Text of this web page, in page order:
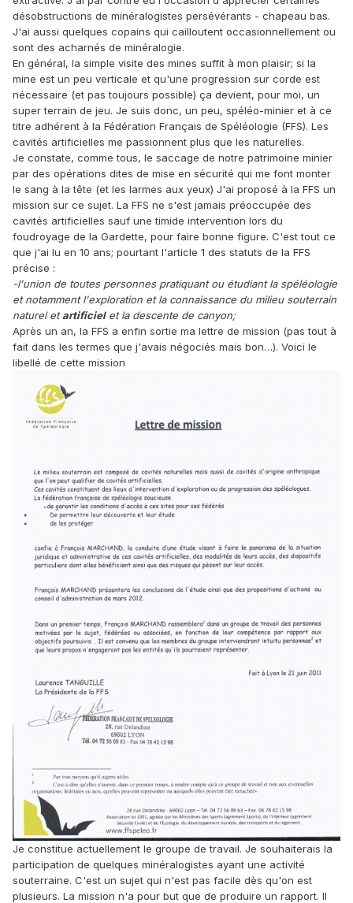
désobstructions de minéralogistes persévérants - chapeau bas.
J'ai aussi quelques copains qui cailloutent occasionnellement ou
sont des acharnés de minéralogie.
En général, la simple visite des mines suffit à mon plaisir; si la
mine est un peu verticale et qu'une progression sur corde est
nécessaire (et pas toujours possible) ça devient, pour moi, un
super terrain de jeu. Je suis donc, un peu, spéléo-minier et à ce
titre adhérent à la Fédération Français de Spéléologie (FFS). Les
cavités artificielles me passionnent plus que les naturelles.
Je constate, comme tous, le saccage de notre patrimoine minier
par des opérations dites de mise en sécurité qui me font monter
le sang à la tête (et les larmes aux yeux) J'ai proposé à la FFS un
mission sur ce sujet. La FFS ne s'est jamais préoccupée des
cavités artificielles sauf une timide intervention lors du
foudroyage de la Gardette, pour faire bonne figure. C'est tout ce
que j'ai lu en 10 ans; pourtant l'article 1 des statuts de la FFS
précise :
-l'union de toutes personnes pratiquant ou étudiant la spéléologie
et notamment l'exploration et la connaissance du milieu souterrain
naturel etartificielet la descente de canyon;
Après un an, la FFS a enfin sortie ma lettre de mission (pas tout à
fait dans les termes que j'avais négociés mais bon…). Voici le
libellé de cette mission
Je constitue actuellement le groupe de travail. Je souhaiterais la
participation de quelques minéralogistes ayant une activité
souterraine. C'est un sujet qui n'est pas facile dès qu'on est
plusieurs. La mission n'a pour but que de produire un rapport. Il